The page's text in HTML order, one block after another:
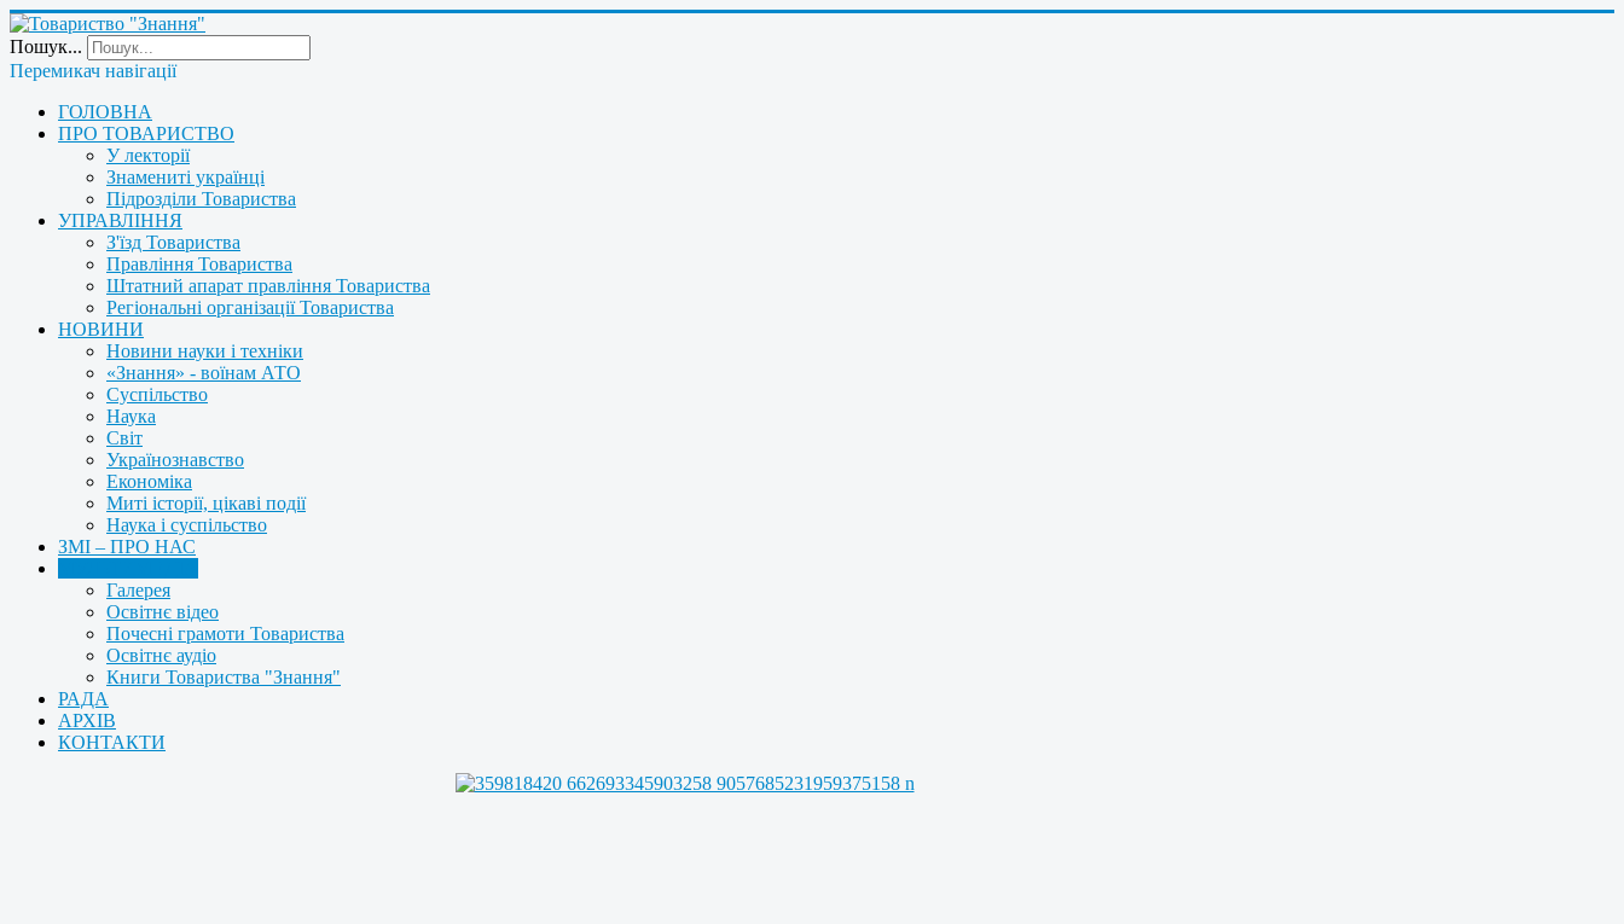
Пошук...
Перемикач навігації
ГОЛОВНА
ПРО ТОВАРИСТВО
У лекторії
Знамениті українці
Підрозділи Товариства
УПРАВЛІННЯ
З'їзд Товариства
Правління Товариства
Штатний апарат правління Товариства
Регіональні організації Товариства
НОВИНИ
Новини науки і техніки
«Знання» - воїнам АТО
Суспільство
Наука
Світ
Українознавство
Економіка
Миті історії, цікаві події
Наука і суспільство
ЗМІ – ПРО НАС
Галерея
Освітнє відео
Почесні грамоти Товариства
Освітнє аудіо
Книги Товариства "Знання"
РАДА
АРХІВ
КОНТАКТИ